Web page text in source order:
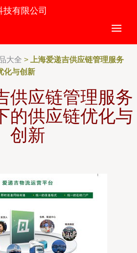
有限公司
大全 >
上海爱递吉供应链管理服务
化与创新
供应链管理服务
的供应链优化与
创新